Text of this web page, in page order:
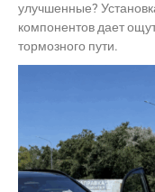
улучшенные?
компонентов дает
тормозного пути.